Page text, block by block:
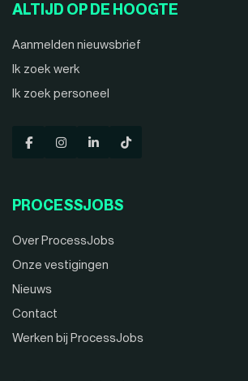
ALTIJD OP DE HOOGTE
Aanmelden nieuwsbrief
Ik zoek werk
Ik zoek personeel
PROCESSJOBS
Over ProcessJobs
Onze vestigingen
Nieuws
Contact
Werken bij ProcessJobs